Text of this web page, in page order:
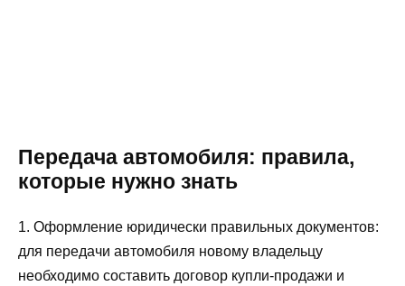
Передача автомобиля: правила,
которые нужно знать
1. Оформление юридически правильных документов:
для передачи автомобиля новому владельцу
необходимо составить договор купли-продажи и